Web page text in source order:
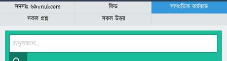
সদস্যঃ 69vnukcom ফিড
সাম্প্রতিক কর্মকান্ড
সকল প্রশ্ন
সকল উত্তর